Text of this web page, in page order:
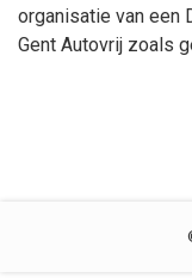
organisatie van een
Gent Autovrij zoals